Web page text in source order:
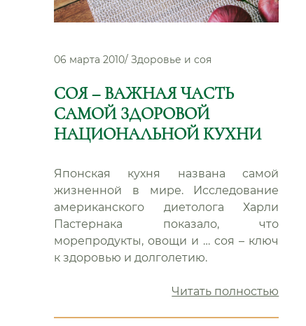
06 марта 2010/ Здоровье и соя
СОЯ – ВАЖНАЯ ЧАСТЬ
САМОЙ ЗДОРОВОЙ
НАЦИОНАЛЬНОЙ КУХНИ
Японская кухня названа самой
жизненной в мире. Исследование
американского диетолога Харли
Пастернака показало, что
морепродукты, овощи и … соя – ключ
к здоровью и долголетию.
Читать полностью